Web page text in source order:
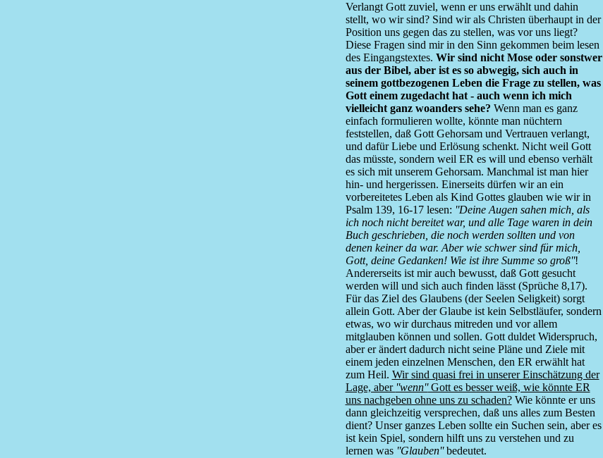
Verlangt Gott zuviel, wenn er uns erwählt und dahin
stellt, wo wir sind? Sind wir als Christen überhaupt in der
Position uns gegen das zu stellen, was vor uns liegt?
Diese Fragen sind mir in den Sinn gekommen beim lesen
des Eingangstextes. Wir sind nicht Mose oder sonstwer
aus der Bibel, aber ist es so abwegig, sich auch in
seinem gottbezogenen Leben die Frage zu stellen, was
Gott einem zugedacht hat - auch wenn ich mich
vielleicht ganz woanders sehe? Wenn man es ganz
einfach formulieren wollte, könnte man nüchtern
feststellen, daß Gott Gehorsam und Vertrauen verlangt,
und dafür Liebe und Erlösung schenkt. Nicht weil Gott
das müsste, sondern weil ER es will und ebenso verhält
es sich mit unserem Gehorsam. Manchmal ist man hier
hin- und hergerissen. Einerseits dürfen wir an ein
vorbereitetes Leben als Kind Gottes glauben wie wir in
Psalm 139, 16-17 lesen: ''Deine Augen sahen mich, als
ich noch nicht bereitet war, und alle Tage waren in dein
Buch geschrieben, die noch werden sollten und von
denen keiner da war. Aber wie schwer sind für mich,
Gott, deine Gedanken! Wie ist ihre Summe so groß''!
Andererseits ist mir auch bewusst, daß Gott gesucht
werden will und sich auch finden lässt (Sprüche 8,17).
Für das Ziel des Glaubens (der Seelen Seligkeit) sorgt
allein Gott. Aber der Glaube ist kein Selbstläufer, sondern
etwas, wo wir durchaus mitreden und vor allem
mitglauben können und sollen. Gott duldet Widerspruch,
aber er ändert dadurch nicht seine Pläne und Ziele mit
einem jeden einzelnen Menschen, den ER erwählt hat
zum Heil. Wir sind quasi frei in unserer Einschätzung der
Lage, aber ''wenn''Gott es besser weiß, wie könnte ER
uns nachgeben ohne uns zu schaden?Wie könnte er uns
dann gleichzeitig versprechen, daß uns alles zum Besten
dient? Unser ganzes Leben sollte ein Suchen sein, aber es
ist kein Spiel, sondern hilft uns zu verstehen und zu
lernen was ''Glauben''bedeutet.